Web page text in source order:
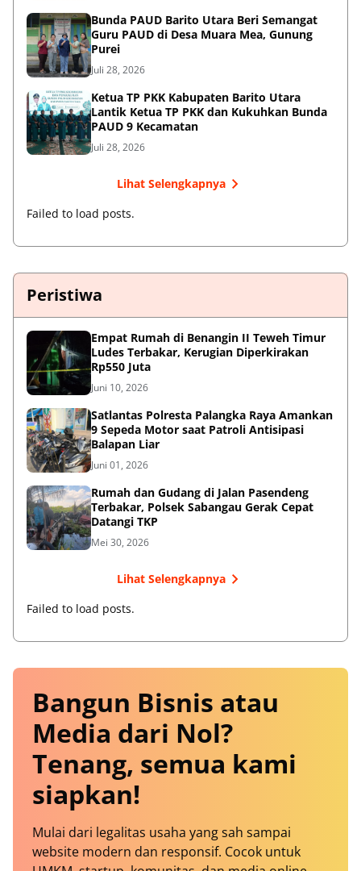
Bunda PAUD Barito Utara Beri Semangat
Guru PAUD di Desa Muara Mea, Gunung
Purei
Juli 28, 2026
Ketua TP PKK Kabupaten Barito Utara
Lantik Ketua TP PKK dan Kukuhkan Bunda
PAUD 9 Kecamatan
Juli 28, 2026
Lihat Selengkapnya
Failed to load posts.
Peristiwa
Empat Rumah di Benangin II Teweh Timur
Ludes Terbakar, Kerugian Diperkirakan
Rp550 Juta
Juni 10, 2026
Satlantas Polresta Palangka Raya Amankan
9 Sepeda Motor saat Patroli Antisipasi
Balapan Liar
Juni 01, 2026
Rumah dan Gudang di Jalan Pasendeng
Terbakar, Polsek Sabangau Gerak Cepat
Datangi TKP
Mei 30, 2026
Lihat Selengkapnya
Failed to load posts.
Bangun Bisnis atau
Media dari Nol?
Tenang, semua kami
siapkan!
Mulai dari legalitas usaha yang sah sampai
website modern dan responsif. Cocok untuk